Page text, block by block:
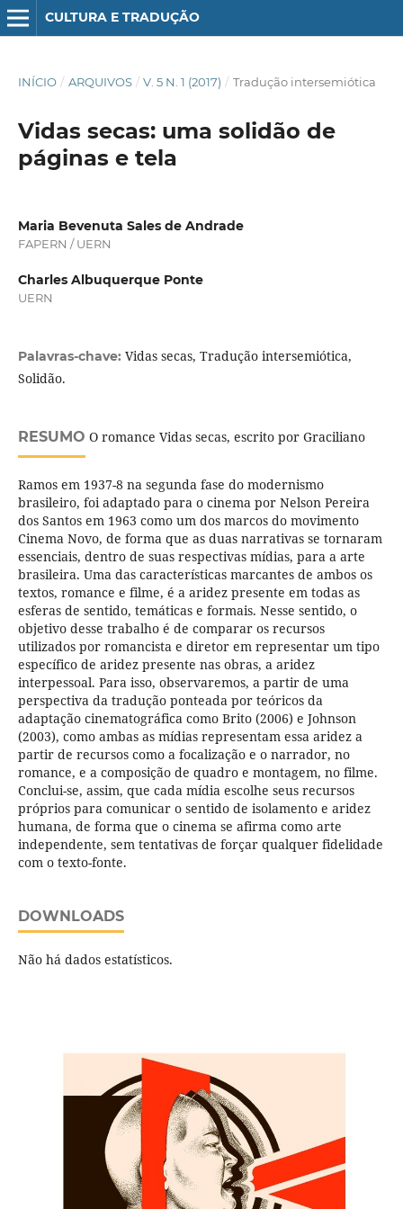
CULTURA E TRADUÇÃO
INÍCIO / ARQUIVOS / V. 5 N. 1 (2017) / Tradução intersemiótica
Vidas secas: uma solidão de
páginas e tela
Maria Bevenuta Sales de Andrade
FAPERN / UERN
Charles Albuquerque Ponte
UERN
Palavras-chave: Vidas secas, Tradução intersemiótica,
Solidão.
RESUMO O romance Vidas secas, escrito por Graciliano
Ramos em 1937-8 na segunda fase do modernismo
brasileiro, foi adaptado para o cinema por Nelson Pereira
dos Santos em 1963 como um dos marcos do movimento
Cinema Novo, de forma que as duas narrativas se tornaram
essenciais, dentro de suas respectivas mídias, para a arte
brasileira. Uma das características marcantes de ambos os
textos, romance e filme, é a aridez presente em todas as
esferas de sentido, temáticas e formais. Nesse sentido, o
objetivo desse trabalho é de comparar os recursos
utilizados por romancista e diretor em representar um tipo
específico de aridez presente nas obras, a aridez
interpessoal. Para isso, observaremos, a partir de uma
perspectiva da tradução ponteada por teóricos da
adaptação cinematográfica como Brito (2006) e Johnson
(2003), como ambas as mídias representam essa aridez a
partir de recursos como a focalização e o narrador, no
romance, e a composição de quadro e montagem, no filme.
Conclui-se, assim, que cada mídia escolhe seus recursos
próprios para comunicar o sentido de isolamento e aridez
humana, de forma que o cinema se afirma como arte
independente, sem tentativas de forçar qualquer fidelidade
com o texto-fonte.
DOWNLOADS
Não há dados estatísticos.